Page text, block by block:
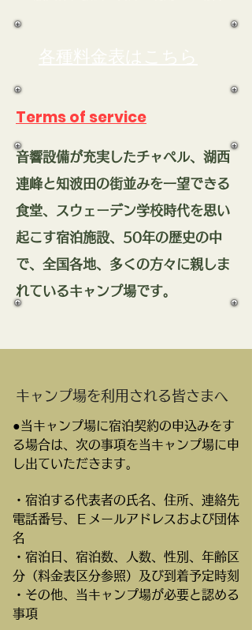
各種料金表はこちら
Terms of service
​音響設備が充実したチャペル、湖西
連峰と知波田の街並みを一望できる
食堂、スウェーデン学校時代を思い
起こす宿泊施設、50年の歴史の中
で、全国各地、 多くの方々に親しま
れているキャンプ場です。
キャンプ場を利用される皆さまへ
●当キャンプ場に宿泊契約の申込みをす
る場合は、次の事項を当キャンプ場に申
し出ていただきます。
・宿泊する代表者の氏名、住所、連絡先
電話番号、Ｅメールアドレスおよび団体
名
・宿泊日、宿泊数、人数、性別、年齢区
分（料金表区分参照）及び到着予定時刻
・その他、当キャンプ場が必要と認める
事項